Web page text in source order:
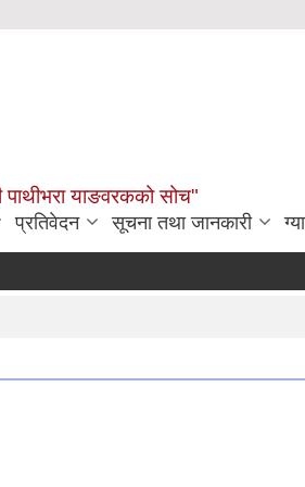
याङवरकको सोच"
प्रतिवेदन सूचना तथा जानकारी